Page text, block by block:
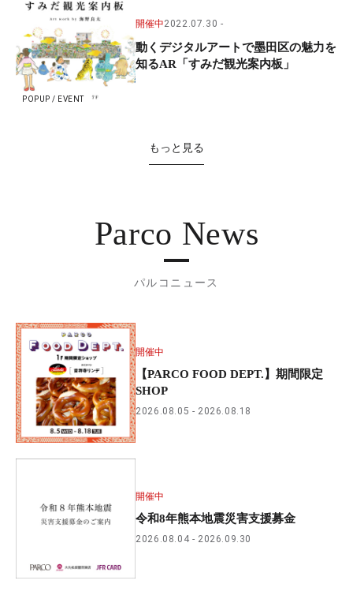
POPUP / EVENT
開催中2022.07.30
動くデジタルアートで墨田区の魅力を
知るAR「すみだ観光案内板」
もっと見る
Parco News
パルコニュース
開催中
【PARCO FOOD DEPT.】期間限定
SHOP
2026.08.05 2026.08.18
開催中
令和8年熊本地震災害支援募金
2026.08.04 2026.09.30